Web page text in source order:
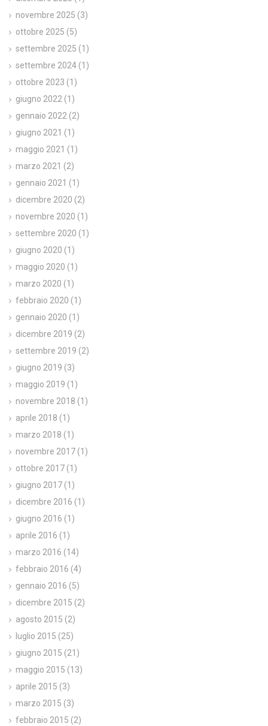
novembre 2025 (3)
ottobre 2025 (5)
settembre 2025 (1)
settembre 2024 (1)
ottobre 2023 (1)
giugno 2022 (1)
gennaio 2022 (2)
giugno 2021 (1)
maggio 2021 (1)
marzo 2021 (2)
gennaio 2021 (1)
dicembre 2020 (2)
novembre 2020 (1)
settembre 2020 (1)
giugno 2020 (1)
maggio 2020 (1)
marzo 2020 (1)
febbraio 2020 (1)
gennaio 2020 (1)
dicembre 2019 (2)
settembre 2019 (2)
giugno 2019 (3)
maggio 2019 (1)
novembre 2018 (1)
aprile 2018 (1)
marzo 2018 (1)
novembre 2017 (1)
ottobre 2017 (1)
giugno 2017 (1)
dicembre 2016 (1)
giugno 2016 (1)
aprile 2016 (1)
marzo 2016 (14)
febbraio 2016 (4)
gennaio 2016 (5)
dicembre 2015 (2)
agosto 2015 (2)
luglio 2015 (25)
giugno 2015 (21)
maggio 2015 (13)
aprile 2015 (3)
marzo 2015 (3)
febbraio 2015 (2)